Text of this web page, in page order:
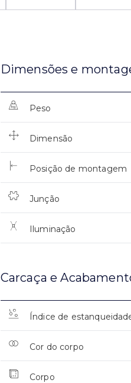
Dimensões e
Peso
Dimensão
Posição de montagem
Junção
Iluminação
Carcaça e
Índice de
Cor do corpo
Corpo